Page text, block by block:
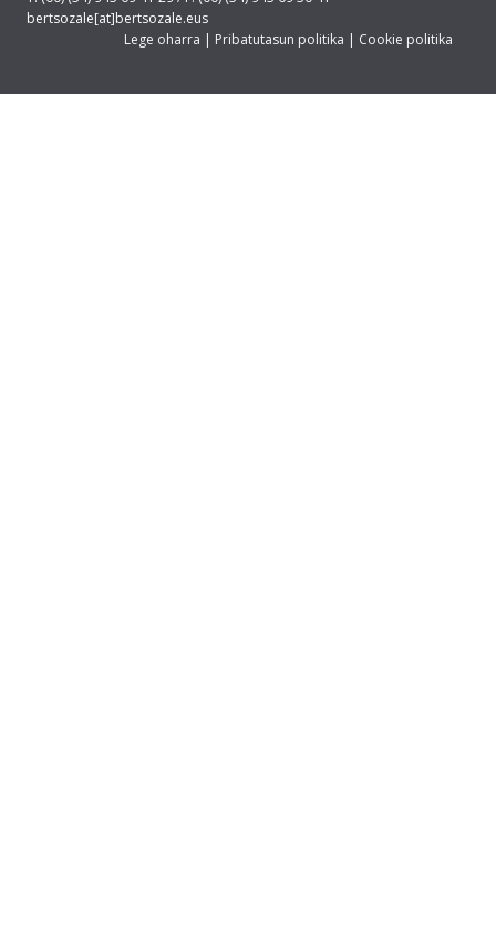
bertsozale[at]bertsozale.eus
Lege oharra | Pribatutasun politika | Cookie politika